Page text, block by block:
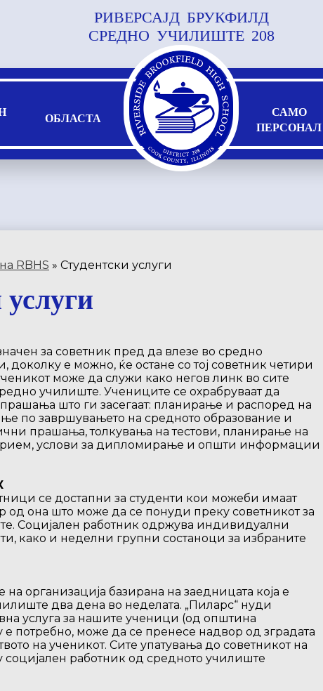
Прескокнете
до
главната
содржина
РИВЕРСАЈД БРУКФИЛД
СРЕДНО УЧИЛИШТЕ 208
ОБЛАСТА
САМО
ПЕРСОНАЛ
RBHS » Студентски услуги
за советник пред да влезе во средно
е можно, ќе остане со тој советник четири
може да служи како негов линк во сите
училиште. Учениците се охрабруваат да
што ги засегаат: планирање и распоред на
по завршувањето на средното образование и
прашања, толкувања на тестови, планирање на
услови за дипломирање и општи информации
се достапни за студенти кои можеби имаат
од она што може да се понуди преку советникот за
Социјален работник одржува индивидуални
како и неделни групни состаноци за избраните
организација базирана на заедницата која е
два дена во неделата. „Пиларс“ нуди
услуга за нашите ученици (од општина
е потребно, може да се пренесе надвор од зградата
на ученикот. Сите упатувања до советникот на
социјален работник од средното училиште